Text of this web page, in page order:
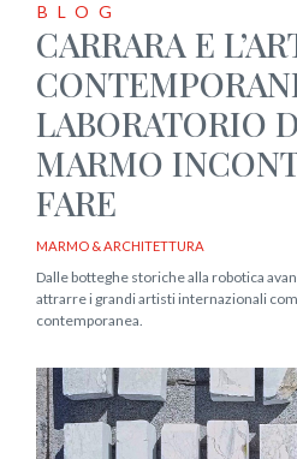
BLOG
CARRARA E
LABORATORIO
MARMO
FARE
MARMO & ARCHITETTURA
Dalle botteghe storiche alla robotica
attrarre i grandi artisti internazionali
contemporanea.